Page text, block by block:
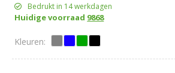
Bedrukt in 14 werkdagen
Huidige voorraad 9868